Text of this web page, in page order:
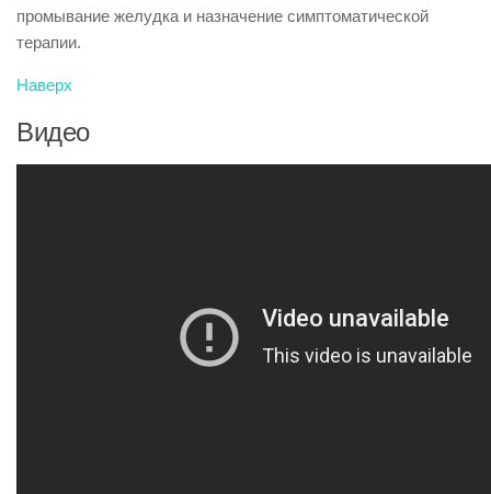
промывание желудка и назначение симптоматической
терапии.
Наверх
Видео